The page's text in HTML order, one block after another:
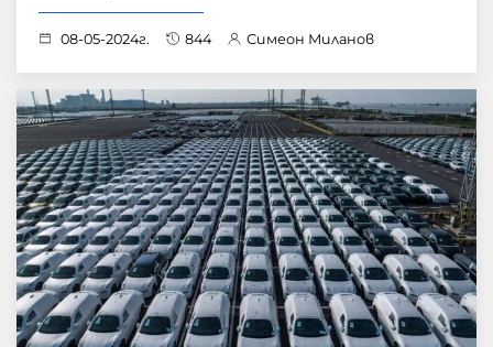
08-05-2024г. 844 Симеон Миланов